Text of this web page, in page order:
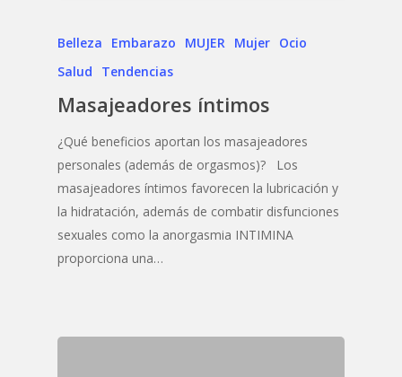
Belleza Embarazo MUJER Mujer Ocio
Salud
Tendencias
Masajeadores íntimos
¿Qué beneficios aportan los masajeadores
personales (además de orgasmos)? Los
masajeadores íntimos favorecen la lubricación y
la hidratación, además de combatir disfunciones
sexuales como la anorgasmia INTIMINA
proporciona una…